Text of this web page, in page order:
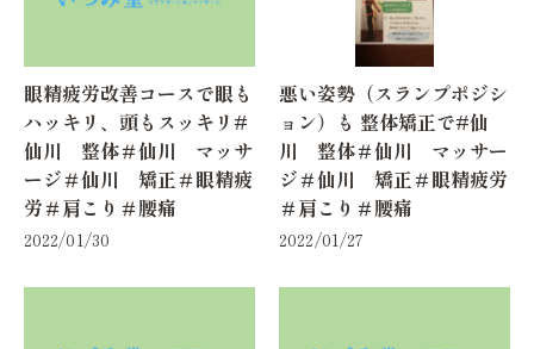
眼精疲労改善コースで眼も
ハッキリ、頭もスッキリ#
仙川 整体＃仙川 マッサ
ージ＃仙川 矯正＃眼精疲
労＃肩こり＃腰痛
2022/01/30
悪い姿勢（スランプポジシ
ョン）も 整体矯正で#仙
川 整体＃仙川 マッサー
ジ＃仙川 矯正＃眼精疲労
＃肩こり＃腰痛
2022/01/27